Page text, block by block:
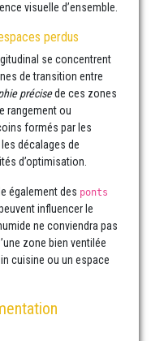
visuelle d’ensemble.
perdus
se concentrent
de transition entre
précisede ces zones
rangement ou
formés par les
décalages de
d’optimisation.
également des ponts
influencer le
ne conviendra pas
zone bien ventilée
cuisine ou un espace